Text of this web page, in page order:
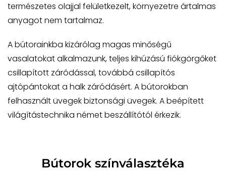
természetes olajjal felületkezelt, környezetre ártalmas
anyagot nem tartalmaz.
A bútorainkba kizárólag magas minőségű
vasalatokat alkalmazunk, teljes kihúzású fiókgörgőket
csillapított záródással, továbbá csillapítós
ajtópántokat a halk záródásért. A bútorokban
felhasznált üvegek biztonsági üvegek. A beépített
világítástechnika német beszállítótól érkezik.
Bútorok színválasztéka